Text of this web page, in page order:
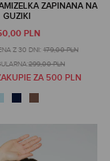
ZAPINANA NA
GUZIKI
PLN
Z 30 DNI: 179,00 PLN
299,00 PLN
ZA 500 PLN